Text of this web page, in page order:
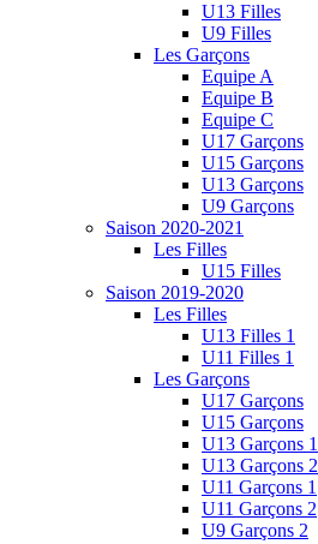
U13 Filles
U9 Filles
Les Garçons
Equipe A
Equipe B
Equipe C
U17 Garçons
U15 Garçons
U13 Garçons
U9 Garçons
Saison 2020-2021
Les Filles
U15 Filles
Saison 2019-2020
Les Filles
U13 Filles 1
U11 Filles 1
Les Garçons
U17 Garçons
U15 Garçons
U13 Garçons 1
U13 Garçons 2
U11 Garçons 1
U11 Garçons 2
U9 Garçons 2